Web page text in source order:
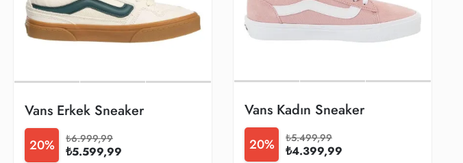
Vans Erkek Sneaker
20% ₺5.599,99
₺6.999,99
Vans Kadın Sneaker
20% ₺4.399,99
₺5.499,99